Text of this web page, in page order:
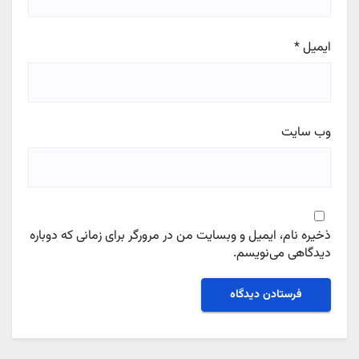
ایمیل*
وب‌ سایت
ذخیره نام، ایمیل و وبسایت من در مرورگر برای زمانی که دوباره
دیدگاهی می‌نویسم.